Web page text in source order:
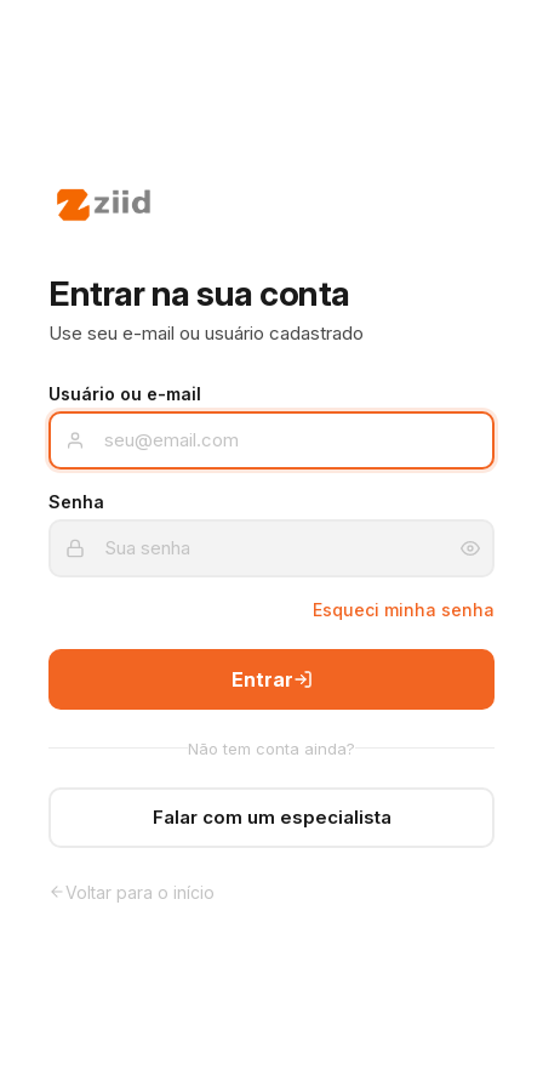
Entrar na sua conta
Use seu e-mail ou usuário cadastrado
Usuário ou e-mail
Senha
Esqueci minha senha
Entrar
Não tem conta ainda?
Falar com um especialista
Voltar para o início